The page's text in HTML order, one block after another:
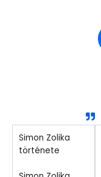
Simon Zolika
története